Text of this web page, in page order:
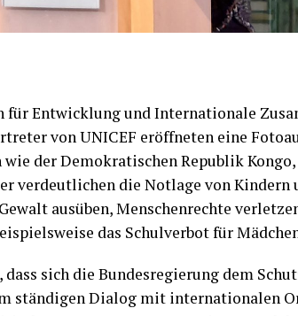
für Entwicklung und Internationale
von UNICEF eröffneten eine
der Demokratischen Republik
verdeutlichen die Notlage von Kindern
ausüben, Menschenrechte
das Schulverbot für
sich die Bundesregierung dem
ständigen Dialog mit internationalen